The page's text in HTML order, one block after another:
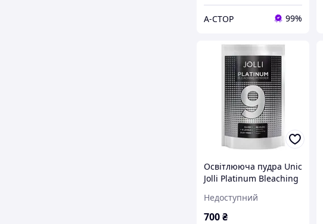
А-СТОР 99%
Освітлююча пудра Unic
Jolli Platinum Bleaching
Недоступний
700₴